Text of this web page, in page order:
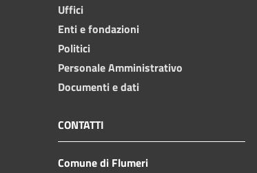
Uffici
Enti e fondazioni
Politici
Personale Amministrativo
Documenti e dati
CONTATTI
Comune di Flumeri